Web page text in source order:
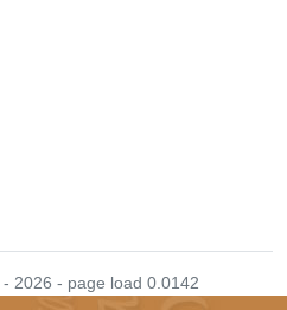
2026 - page load 0.0142